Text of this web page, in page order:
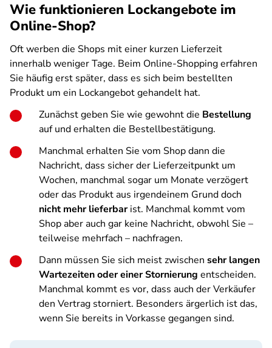
Wie funktionieren Lockangebote im
Online-Shop?
Oft werben die Shops mit einer kurzen Lieferzeit
innerhalb weniger Tage. Beim Online-Shopping erfahren
Sie häufig erst später, dass es sich beim bestellten
Produkt um ein Lockangebot gehandelt hat.
Zunächst geben Sie wie gewohnt die Bestellung
auf und erhalten die Bestellbestätigung.
Manchmal erhalten Sie vom Shop dann die
Nachricht, dass sicher der Lieferzeitpunkt um
Wochen, manchmal sogar um Monate verzögert
oder das Produkt aus irgendeinem Grund doch
nicht mehr lieferbarist. Manchmal kommt vom
Shop aber auch gar keine Nachricht, obwohl Sie –
teilweise mehrfach – nachfragen.
Dann müssen Sie sich meist zwischen sehr langen
Wartezeiten oder einer Stornierung entscheiden.
Manchmal kommt es vor, dass auch der Verkäufer
den Vertrag storniert. Besonders ärgerlich ist das,
wenn Sie bereits in Vorkasse gegangen sind.